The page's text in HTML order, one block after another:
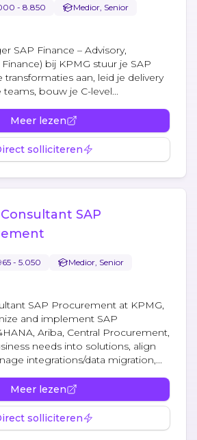
- 8.850
Medior, Senior
SAP Finance – Advisory,
bij KPMG stuur je SAP
transformaties aan, leid je delivery
teams, bouw je C-level...
Meer lezen
solliciteren
SAP
- 5.050
Medior, Senior
SAP Procurement at KPMG,
and implement SAP
Ariba, Central Procurement,
needs into solutions, align
integrations/data migration,...
Meer lezen
solliciteren